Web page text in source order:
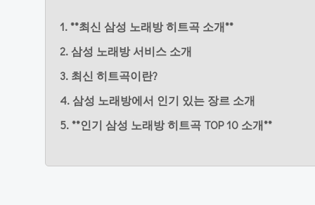
1. **최신 삼성 노래방 히트곡 소개**
2. 삼성 노래방 서비스 소개
3. 최신 히트곡이란?
4. 삼성 노래방에서 인기 있는 장르 소개
5. **인기 삼성 노래방 히트곡 TOP 10 소개**